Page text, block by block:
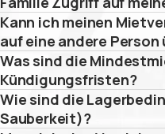
Kann ich meinen
auf eine andere
Was sind die
Kündigungsfristen?
Wie sind die
Sauberkeit)?